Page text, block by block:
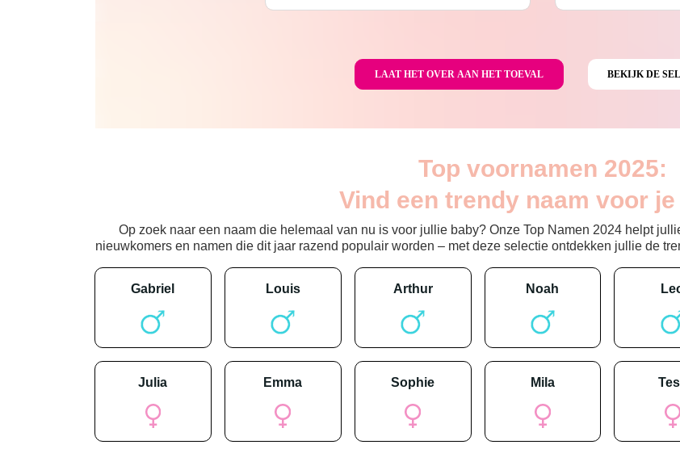
Top voornamen 2025:
Vind een trendy naam voor
Op zoek naar een naam die helemaal van nu is voor jullie baby? Onze Top Namen 2024 helpt
nieuwkomers en namen die dit jaar razend populair worden – met deze selectie ontdekken jullie de
gabriel louis arthur noah
julia emma sophie mila